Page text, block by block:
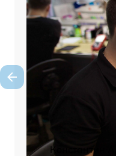
Константин